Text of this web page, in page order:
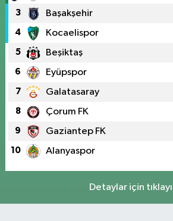
3 Başakşehir
4 Kocaelispor
5 Beşiktaş
6 Eyüpspor
7 Galatasaray
8 Çorum FK
9 Gaziantep FK
10 Alanyaspor
Detaylar için